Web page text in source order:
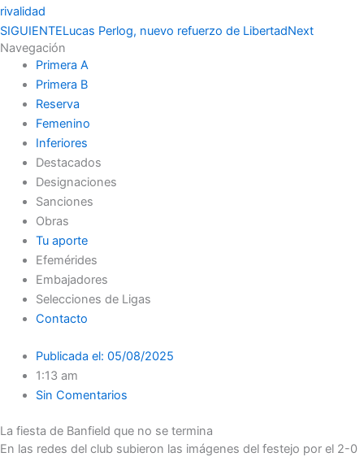
rivalidad
SIGUIENTELucas Perlog, nuevo refuerzo de LibertadNext
Navegación
Primera A
Primera B
Reserva
Femenino
Inferiores
Destacados
Designaciones
Sanciones
Obras
Tu aporte
Efemérides
Embajadores
Selecciones de Ligas
Contacto
Publicada el: 05/08/2025
1:13 am
Sin Comentarios
La fiesta de Banfield que no se termina
En las redes del club subieron las imágenes del festejo por el 2-0